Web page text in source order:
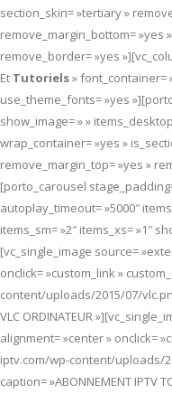
section_skin= »tertiary »
remove_margin_bottom= »yes
remove_border= »yes
Et Tutoriels» font_container=
use_theme_fonts= »yes
show_image= » »
wrap_container= »yes »
remove_margin_top= »yes »
[porto_carousel
autoplay_timeout= »5000″
items_sm= »2″ items_xs= »1″
[vc_single_image source=
onclick= »custom_link »
content/uploads/2015/07/
VLC ORDINATEUR
alignment= »center » onclick=
iptv.com/wp-content/uploads/
caption= »ABONNEMENT IPTV